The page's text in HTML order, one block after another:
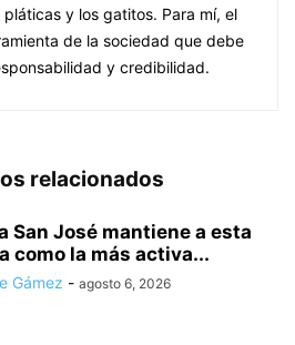
y los gatitos. Para mí, el
de la sociedad que debe
y credibilidad.
relacionados
San José mantiene a esta
como la más activa...
Gámez - agosto 6, 2026